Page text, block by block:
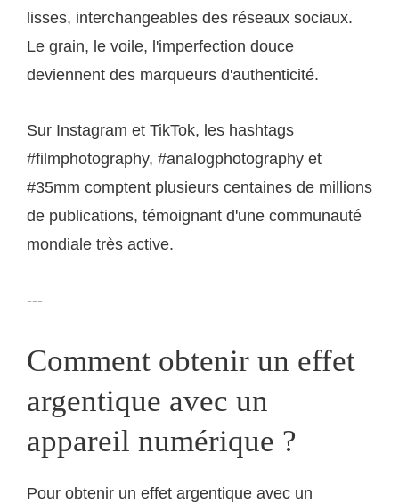
lisses, interchangeables des réseaux sociaux.
Le grain, le voile, l'imperfection douce
deviennent des marqueurs d'authenticité.
Sur Instagram et TikTok, les hashtags
#filmphotography, #analogphotography et
#35mm comptent plusieurs centaines de millions
de publications, témoignant d'une communauté
mondiale très active.
---
Comment obtenir un effet
argentique avec un
appareil numérique ?
Pour obtenir un effet argentique avec un